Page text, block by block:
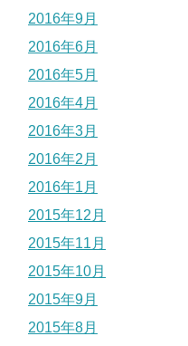
2016年9月
2016年6月
2016年5月
2016年4月
2016年3月
2016年2月
2016年1月
2015年12月
2015年11月
2015年10月
2015年9月
2015年8月